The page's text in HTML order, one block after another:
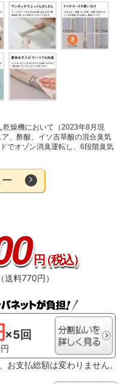
燥機において（2023年8月現
、酢酸、イソ吉草酸の混合臭気
でオゾン消臭運転し、6段階臭気
円（税込）
料770円）
×5回
お支払総額は変わりません。